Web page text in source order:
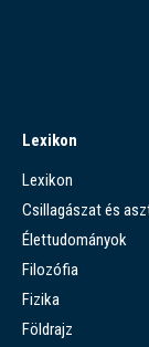
Lexikon
Lexikon
Csillagászat és
Élettudományok
Filozófia
Fizika
Földrajz